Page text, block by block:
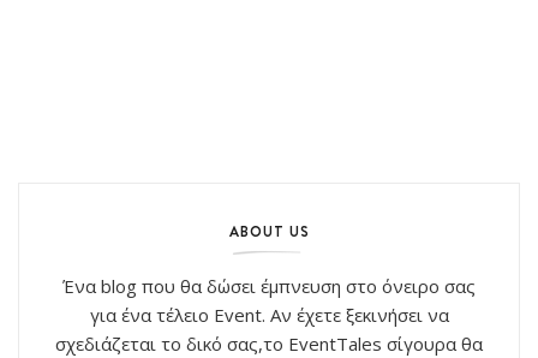
ABOUT US
Ένα blog που θα δώσει έμπνευση στο όνειρο σας
για ένα τέλειο Event. Αν έχετε ξεκινήσει να
σχεδιάζεται το δικό σας,το EventTales σίγουρα θα